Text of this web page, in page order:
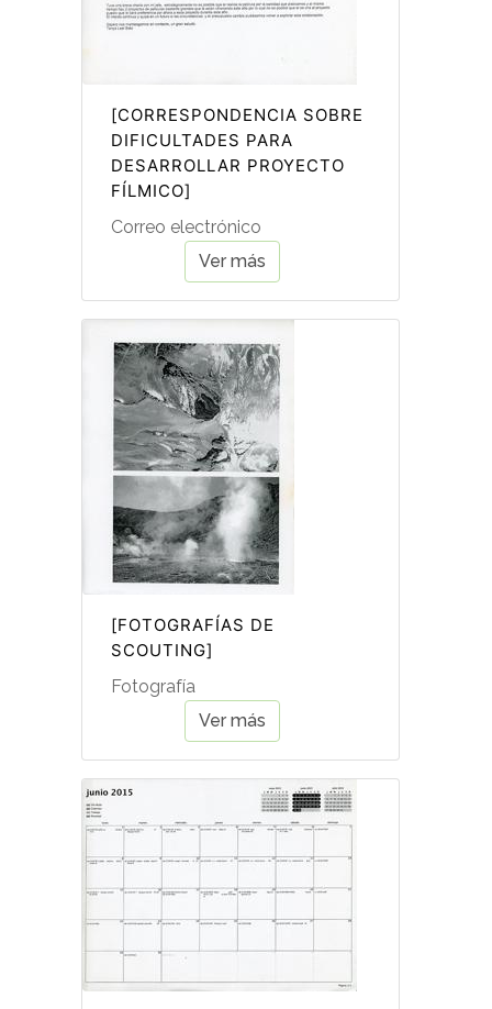
[CORRESPONDENCIA SOBRE
DIFICULTADES PARA
DESARROLLAR PROYECTO
FÍLMICO]
Correo electrónico
Ver más
[FOTOGRAFÍAS DE
SCOUTING]
Fotografía
Ver más